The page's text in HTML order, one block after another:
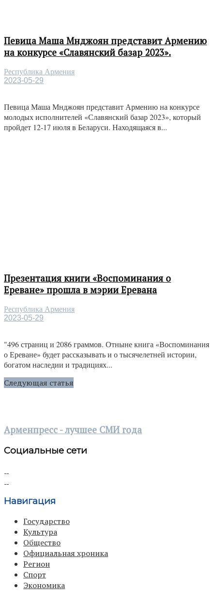
Певица Маша Мнджоян представит Армению
на конкурсе «Славянский базар 2023».
Республика Армения
2023-05-29
Певица Маша Мнджоян представит Армению на конкурсе
молодых исполнителей «Славянский базар 2023», который
пройдет 12-17 июля в Беларуси. Находящаяся в...
Презентация книги «Воспоминания о
Ереване» прошла в мэрии Еревана
Республика Армения
2023-05-29
"496 страниц и 2086 граммов. Отныне книга «Воспоминания
о Ереване» будет рассказывать и о тысячелетней истории,
богатом наследии и традициях...
Следующая статья
Арменпресс - лучшее СМИ года
Социальные сети
Навигация
Государство
Культура
Общество
Официальная хроника
Регион
Спорт
Экономика